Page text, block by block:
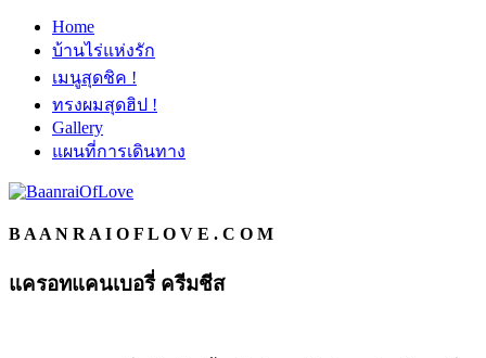
Home
บ้านไร่แห่งรัก
เมนูสุดชิค !
ทรงผมสุดฮิป !
Gallery
แผนที่การเดินทาง
B A A N R A I O F L O V E . C O M
แครอทแคนเบอรี่ ครีมชีส